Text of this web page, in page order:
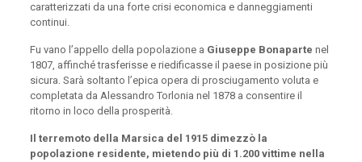
caratterizzati da una forte crisi economica e danneggiamenti
continui.
Fu vano l’appello della popolazione a Giuseppe Bonaparte nel
1807, affinché trasferisse e riedificasse il paese in posizione più
sicura. Sarà soltanto l’epica opera di prosciugamento voluta e
completata da Alessandro Torlonia nel 1878 a consentire il
ritorno in loco della prosperità.
Il terremoto della Marsica del 1915 dimezzò la
popolazione residente, mietendo più di 1.200 vittime nella